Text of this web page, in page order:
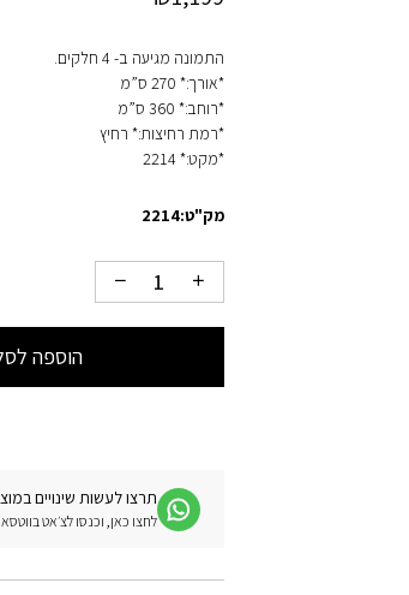
התמונה מגיעה ב- 4 חלקים.
*אורך:* 270 ס”מ
*רוחב:* 360 ס”מ
*רמת רחיצות:* רחיץ
*מקט:* 2214
מק"ט:2214
הוספה
תרצו לעשות שינויים
לחצו כאן, וכנסו לצ׳אט